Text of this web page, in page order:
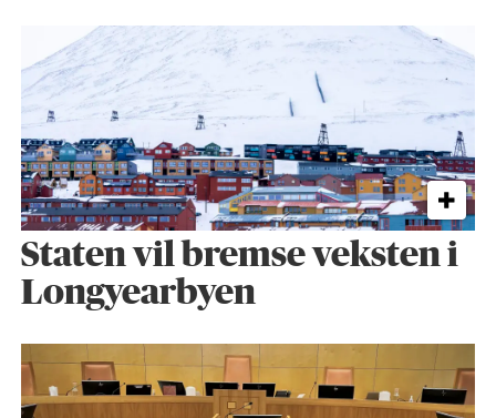
Staten vil bremse veksten i
Longyearbyen